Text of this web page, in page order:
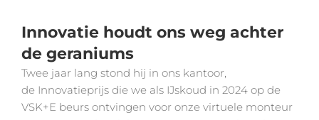
Innovatie houdt ons weg achter
de geraniums
Twee jaar lang stond hij in ons kantoor,
de Innovatieprijs die we als IJskoud in 2024 op de
VSK+E beurs ontvingen voor onze virtuele monteur